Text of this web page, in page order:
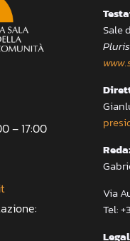
– 17:00
Sale
Via
Tel: